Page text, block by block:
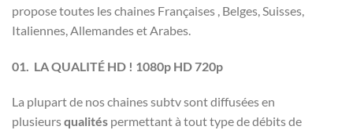
propose toutes les chaines Françaises , Belges, Suisses,
Italiennes, Allemandes et Arabes.
01. LA QUALITÉ HD ! 1080p HD 720p
La plupart de nos chaines subtv sont diffusées en
plusieursqualités permettant à tout type de débits de